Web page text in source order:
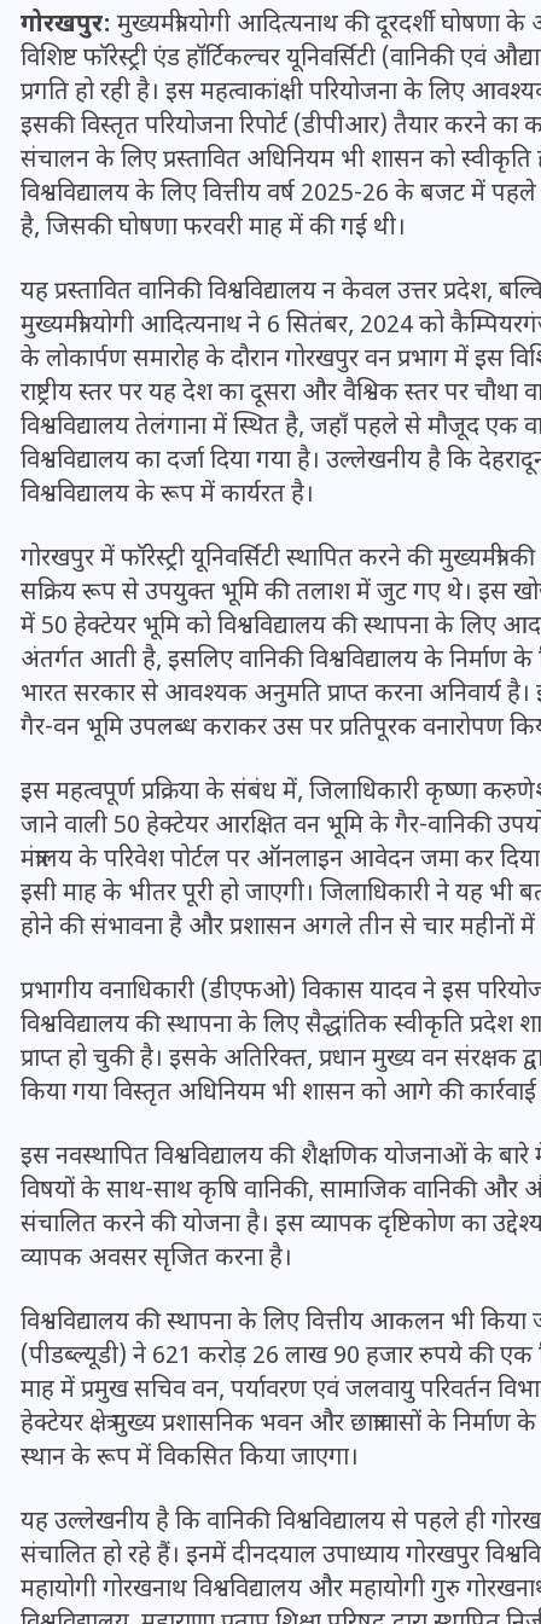
गोरखपुर: मुख्यमंत्री योगी आदित्यनाथ की दूरदर्शी
विशिष्ट फॉरेस्ट्री एंड हॉर्टिकल्चर यूनिवर्सिटी (वानिकी एवं
प्रगति हो रही है। इस महत्वाकांक्षी परियोजना के लिए
इसकी विस्तृत परियोजना रिपोर्ट (डीपीआर) तैयार करने का
संचालन के लिए प्रस्तावित अधिनियम भी शासन को
विश्वविद्यालय के लिए वित्तीय वर्ष 2025-26 के बजट में पहले
है, जिसकी घोषणा फरवरी माह में की गई थी।
यह प्रस्तावित वानिकी विश्वविद्यालय न केवल उत्तर प्रदेश,
मुख्यमंत्री योगी आदित्यनाथ ने 6 सितंबर, 2024 को
के लोकार्पण समारोह के दौरान गोरखपुर वन प्रभाग में इस
राष्ट्रीय स्तर पर यह देश का दूसरा और वैश्विक स्तर पर चौथा
विश्वविद्यालय तेलंगाना में स्थित है, जहाँ पहले से मौजूद एक
विश्वविद्यालय का दर्जा दिया गया है। उल्लेखनीय है कि
विश्वविद्यालय के रूप में कार्यरत है।
गोरखपुर में फॉरेस्ट्री यूनिवर्सिटी स्थापित करने की
सक्रिय रूप से उपयुक्त भूमि की तलाश में जुट गए थे। इस
में 50 हेक्टेयर भूमि को विश्वविद्यालय की स्थापना के लिए
अंतर्गत आती है, इसलिए वानिकी विश्वविद्यालय के
भारत सरकार से आवश्यक अनुमति प्राप्त करना अनिवार्य
गैर-वन भूमि उपलब्ध कराकर उस पर प्रतिपूरक वनारोपण
इस महत्वपूर्ण प्रक्रिया के संबंध में, जिलाधिकारी कृष्णा
जाने वाली 50 हेक्टेयर आरक्षित वन भूमि के गैर-वानिकी
मंत्रालय के परिवेश पोर्टल पर ऑनलाइन आवेदन जमा कर दिया
इसी माह के भीतर पूरी हो जाएगी। जिलाधिकारी ने यह भी
होने की संभावना है और प्रशासन अगले तीन से चार महीनों में
प्रभागीय वनाधिकारी (डीएफओ) विकास यादव ने इस
विश्वविद्यालय की स्थापना के लिए सैद्धांतिक स्वीकृति
प्राप्त हो चुकी है। इसके अतिरिक्त, प्रधान मुख्य वन संरक्षक
किया गया विस्तृत अधिनियम भी शासन को आगे की कार्रवाई
इस नवस्थापित विश्वविद्यालय की शैक्षणिक योजनाओं के
विषयों के साथ-साथ कृषि वानिकी, सामाजिक वानिकी और
संचालित करने की योजना है। इस व्यापक दृष्टिकोण का
व्यापक अवसर सृजित करना है।
विश्वविद्यालय की स्थापना के लिए वित्तीय आकलन भी
(पीडब्ल्यूडी) ने 621 करोड़ 26 लाख 90 हजार रुपये की एक
माह में प्रमुख सचिव वन, पर्यावरण एवं जलवायु परिवर्तन
हेक्टेयर क्षेत्र मुख्य प्रशासनिक भवन और छात्रावासों के
स्थान के रूप में विकसित किया जाएगा।
यह उल्लेखनीय है कि वानिकी विश्वविद्यालय से पहले ही
संचालित हो रहे हैं। इनमें दीनदयाल उपाध्याय गोरखपुर
महायोगी गोरखनाथ विश्वविद्यालय और महायोगी गुरु
UPSSSC Lekhpal Recruitment
2025: यूपी में लेखपाल के पदों
पर बंपर भर्ती का विज्ञापन जारी,
जानें कब से शुरू होंगे आवेदन
16 दिसम्बर 2025
जिस कमरे में बिना बिजली-पंखे
के बीते 4 साल, उसे देख भावुक
हुए बृजभूषण सिंह, कहा-यहीं
तपकर बना सोना
20 जनवरी 2026